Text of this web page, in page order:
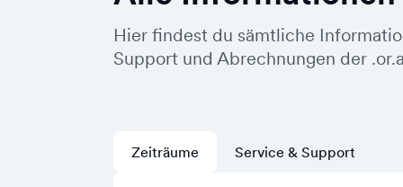
Hier findest du sämtliche
Support und Abrechnungen der
Zeiträume Service & Support